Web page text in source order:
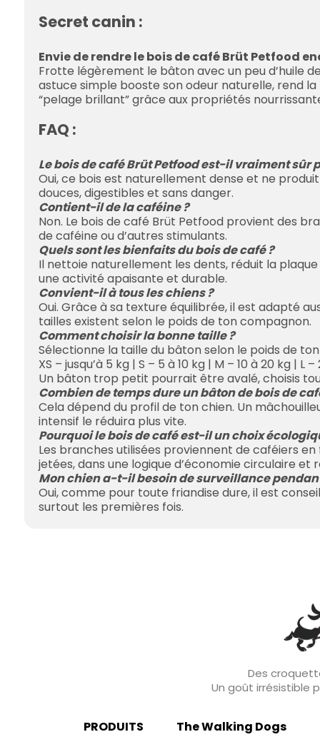
Secret canin :
Envie de rendre le bois de café Brüt Petfood
Frotte légèrement le bâton avec un peu d’huile
astuce simple booste son odeur naturelle, rend
“pelage brillant” grâce aux propriétés
FAQ :
Le bois de café Brüt Petfood est-il vraiment sûr
Oui, ce bois est naturellement dense et ne
douces, digestibles et sans danger.
Contient-il de la caféine ?
Non. Le bois de café Brüt Petfood provient des
de caféine ou d’autres stimulants.
Quels sont les bienfaits du bois de café ?
Il nettoie naturellement les dents, réduit la
une activité apaisante et durable.
Convient-il à tous les chiens ?
Oui. Grâce à sa texture équilibrée, il est adapté
tailles existent selon le poids de ton compagnon.
Comment choisir la bonne taille ?
Sélectionne la taille du bâton selon le poids de
XS – jusqu’à 5 kg | S – 5 à 10 kg | M – 10 à 20 kg | L
Un bâton trop petit pourrait être avalé, choisis
Combien de temps dure un bâton de bois de
Cela dépend du profil de ton chien. Un
intensif le réduira plus vite.
Pourquoi le bois de café est-il un choix
Les branches utilisées proviennent de caféiers
jetées, dans une logique d’économie circulaire et
Mon chien a-t-il besoin de surveillance
Oui, comme pour toute friandise dure, il est
surtout les premières fois.
Des
Un goût irrésistible
PRODUITS The Walking Dogs